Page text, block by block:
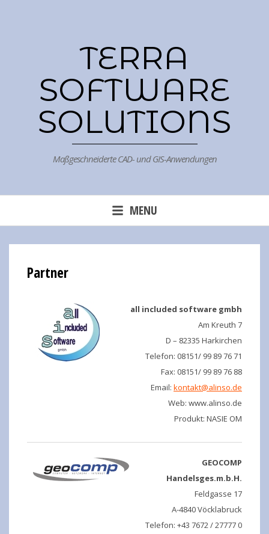
TERRA
SOFTWARE
SOLUTIONS
Maßgeschneiderte CAD- und GIS-Anwendungen
MENU
Partner
all included software gmbh
Am Kreuth 7
D – 82335 Harkirchen
Telefon: 08151/ 99 89 76 71
Fax: 08151/ 99 89 76 88
Email: kontakt@alinso.de
Web: www.alinso.de
Produkt: NASIE OM
GEOCOMP
Handelsges.m.b.H.
Feldgasse 17
A-4840 Vöcklabruck
Telefon: +43 7672 / 27777 0